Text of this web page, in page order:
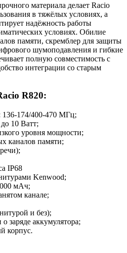
материала делает Racio
в тяжёлых условиях, а
надёжность работы
условиях. Обилие
памяти, скремблер для защиты
шумоподавления и гибкие
полную совместимость с
интеграции со старым
R820:
136-174/400-470 МГц;
10 Ватт;
уровня мощности;
каналов памяти;
IP68
Kenwood;
мАч;
канале;
и без);
заряде аккумулятора;
корпус.